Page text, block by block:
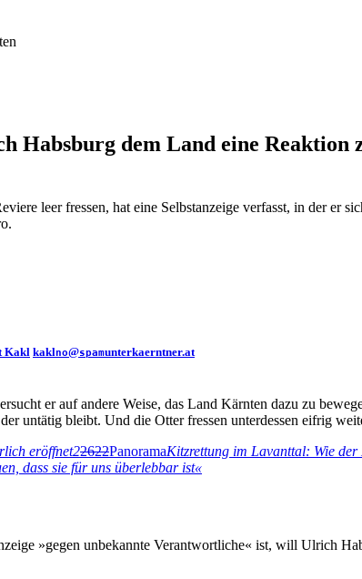
Habsburg dem Land eine Reaktion
leer fressen, hat eine Selbstanzeige verfasst, in der
Kakl kaklno@spamunterkaerntner.at
er auf andere Weise, das Land Kärnten dazu zu
untätig bleibt. Und die Otter fressen unterdessen eifrig
eröffnet22622PanoramaKitzrettung im Lavanttal: Wie
dass sie für uns überlebbar ist«
»gegen unbekannte Verantwortliche« ist, will Ulrich